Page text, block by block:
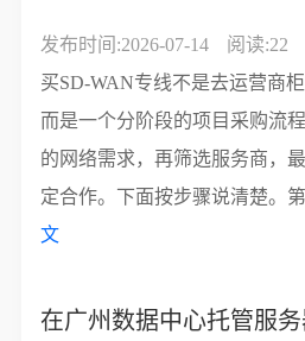
发布时间:2026-07-14
阅读:22
买SD-WAN专线不是去运营商
而是一个分阶段的项目采购流
的网络需求，再筛选服务商，
定合作。下面按步骤说清楚。
文
在广州数据中心托管服